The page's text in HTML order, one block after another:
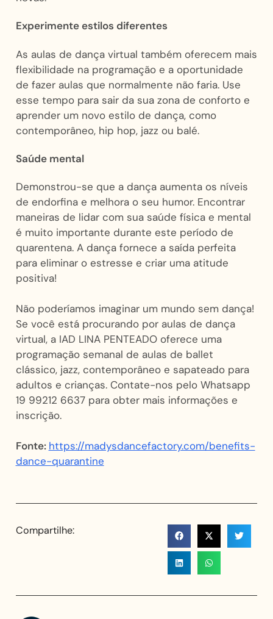
Experimente estilos diferentes
As aulas de dança virtual também oferecem mais
flexibilidade na programação e a oportunidade
de fazer aulas que normalmente não faria. Use
esse tempo para sair da sua zona de conforto e
aprender um novo estilo de dança, como
contemporâneo, hip hop, jazz ou balé.
Saúde mental
Demonstrou-se que a dança aumenta os níveis
de endorfina e melhora o seu humor. Encontrar
maneiras de lidar com sua saúde física e mental
é muito importante durante este período de
quarentena. A dança fornece a saída perfeita
para eliminar o estresse e criar uma atitude
positiva!
Não poderíamos imaginar um mundo sem dança!
Se você está procurando por aulas de dança
virtual, a IAD LINA PENTEADO oferece uma
programação semanal de aulas de ballet
clássico, jazz, contemporâneo e sapateado para
adultos e crianças. Contate-nos pelo Whatsapp
19 99212 6637 para obter mais informações e
inscrição.
Fonte: https://madysdancefactory.com/benefits-
dance-quarantine
Compartilhe: